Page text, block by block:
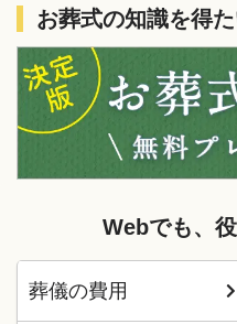
お葬式の知識を得
Webでも、
葬儀の費用